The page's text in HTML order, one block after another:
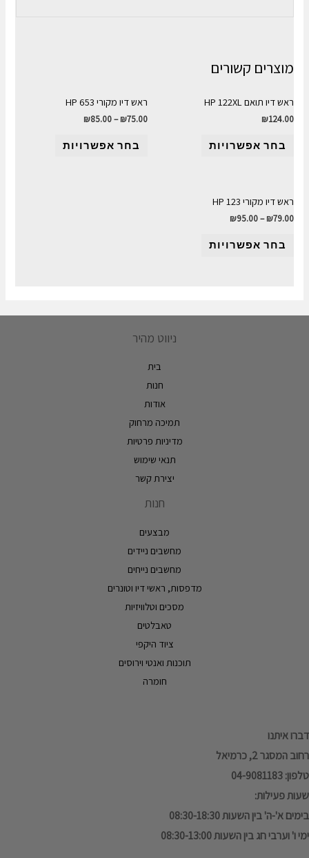
מוצרים קשורים
ראש דיו תואם HP 122XL
₪124.00
בחר אפשרויות
ראש דיו מקורי HP 653
₪75.00
–
₪85.00
בחר אפשרויות
ראש דיו מקורי HP 123
₪79.00
–
₪95.00
בחר אפשרויות
ניווט מהיר
בית
חנות
אודות
תמיכה מרחוק
מדיניות פרטיות
תנאי שימוש
יצירת קשר
חנות
מבצעים
מחשבים ניידים
מחשבים נייחים
מדפסות, ראשי דיו וטונרים
מסכים וטלוויזיות
טאבלטים
ציוד היקפי
תוכנות ואנטי וירוסים
חומרה
דברו איתנו
רחוב המסגר 2, כרמיאל
טלפון: 04-9081183
שעות פעילות:
בימים א'-ה' בין השעות 08:30-18:30
ימי ו' וערבי חג בין השעות 08:30-13:00